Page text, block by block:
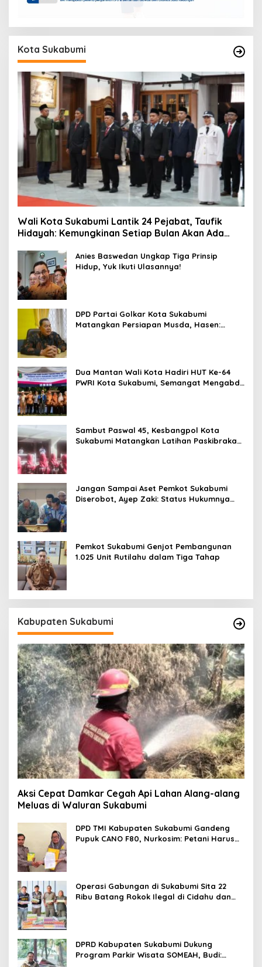
Kota Sukabumi
Wali Kota Sukabumi Lantik 24 Pejabat, Taufik
Hidayah: Kemungkinan Setiap Bulan Akan Ada
Anies Baswedan Ungkap Tiga Prinsip
Hidup, Yuk Ikuti Ulasannya!
DPD Partai Golkar Kota Sukabumi
Matangkan Persiapan Musda, Hasen:
Dua Mantan Wali Kota Hadiri HUT Ke-64
PWRI Kota Sukabumi, Semangat Mengabdi
Sambut Paswal 45, Kesbangpol Kota
Sukabumi Matangkan Latihan Paskibraka
Jangan Sampai Aset Pemkot Sukabumi
Diserobot, Ayep Zaki: Status Hukumnya
Pemkot Sukabumi Genjot Pembangunan
1.025 Unit Rutilahu dalam Tiga Tahap
Kabupaten Sukabumi
Aksi Cepat Damkar Cegah Api Lahan Alang-alang
Meluas di Waluran Sukabumi
DPD TMI Kabupaten Sukabumi Gandeng
Pupuk CANO F80, Nurkosim: Petani Harus
Operasi Gabungan di Sukabumi Sita 22
Ribu Batang Rokok Ilegal di Cidahu dan
DPRD Kabupaten Sukabumi Dukung
Program Parkir Wisata SOMEAH, Budi: